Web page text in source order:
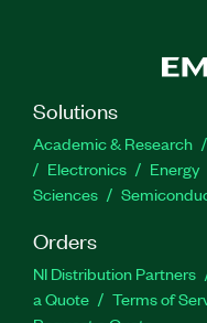
Solutions
Academic & Research
Electronics
Energy
Sciences
Orders
NI Distribution Partners
a Quote
Terms of